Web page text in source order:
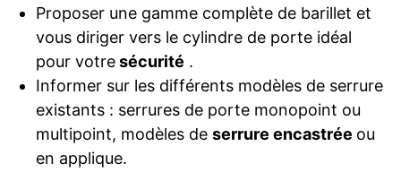
Proposer une gamme complète de barillet et
vous diriger vers le cylindre de porte idéal
pour votresécurité .
Informer sur les différents modèles de serrure
existants : serrures de porte monopoint ou
multipoint, modèles de serrure encastrée ou
en applique.